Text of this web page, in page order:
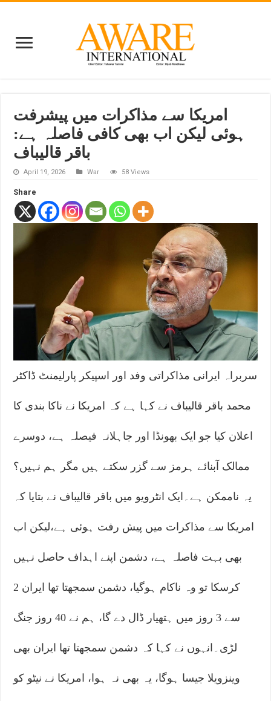
امریکا سے مذاکرات میں پیشرفت
ہوئی لیکن اب بھی کافی فاصلہ ہے:
باقر قالیباف
April 19, 2026 War 58 Views
Share
سربراہ ایرانی مذاکراتی وفد اور اسپیکر پارلیمنٹ ڈاکٹر
محمد باقر قالیباف نے کہا ہے کہ امریکا نے ناکا بندی کا
اعلان کیا جو ایک بھونڈا اور جاہلانہ فیصلہ ہے، دوسرے
ممالک آبنائے ہرمز سے گزر سکتے ہیں مگر ہم نہیں؟
یہ ناممکن ہے۔ایک انٹرویو میں باقر قالیباف نے بتایا کہ
امریکا سے مذاکرات میں پیش رفت ہوئی ہے،لیکن اب
بھی بہت فاصلہ ہے، دشمن اپنے اہداف حاصل نہیں
کرسکا تو وہ ناکام ہوگیا، دشمن سمجھتا تھا ایران 2
سے 3 روز میں ہتھیار ڈال دے گا، ہم نے 40 روز جنگ
لڑی۔انہوں نے کہا کہ دشمن سمجھتا تھا ایران بھی
وینزویلا جیسا ہوگا، یہ بھی نہ ہوا، امریکا نے نیٹو کو